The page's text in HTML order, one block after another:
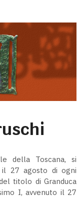
della Toscana, si
27 agosto di ogni
titolo di Granduca
I, avvenuto il 27